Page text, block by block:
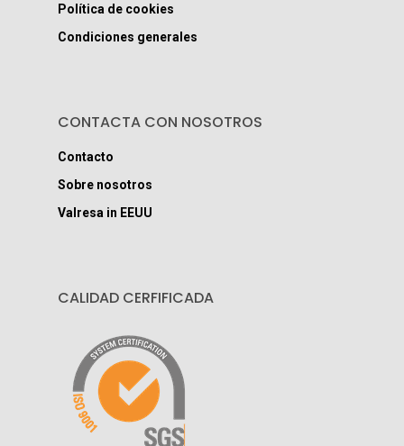
Política de cookies
Condiciones generales
CONTACTA CON NOSOTROS
Contacto
Sobre nosotros
Valresa in EEUU
CALIDAD CERFIFICADA